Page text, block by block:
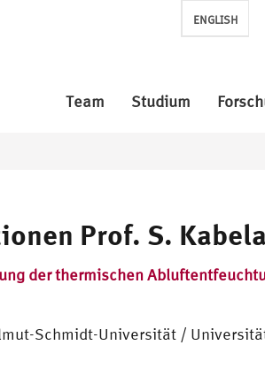
ENGLISH
Team Studium
Prof. S.
der thermischen
Schmidt-Universität /